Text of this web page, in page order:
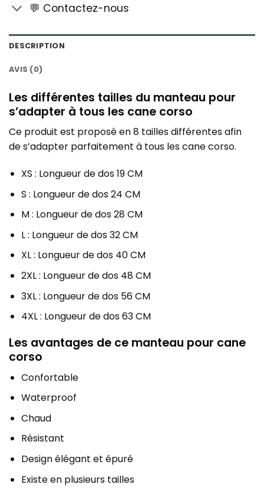
💬 Contactez-nous
DESCRIPTION
AVIS (0)
Les différentes tailles du manteau pour
s’adapter à tous les cane corso
Ce produit est proposé en 8 tailles différentes afin
de s’adapter parfaitement à tous les cane corso.
XS : Longueur de dos 19 CM
S : Longueur de dos 24 CM
M : Longueur de dos 28 CM
L : Longueur de dos 32 CM
XL : Longueur de dos 40 CM
2XL : Longueur de dos 48 CM
3XL : Longueur de dos 56 CM
4XL : Longueur de dos 63 CM
Les avantages de ce manteau pour cane
corso
Confortable
Waterproof
Chaud
Résistant
Design élégant et épuré
Existe en plusieurs tailles